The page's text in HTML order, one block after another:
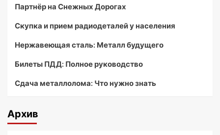
Партнёр на Снежных Дорогах
Скупка и прием радиодеталей у населения
Нержавеющая сталь: Металл будущего
Билеты ПДД: Полное руководство
Сдача металлолома: Что нужно знать
Архив